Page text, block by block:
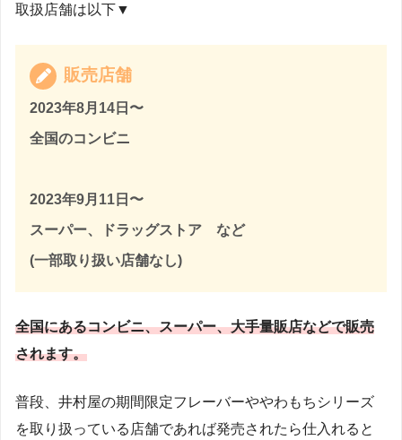
取扱店舗は以下▼
販売店舗
2023年8月14日〜
全国のコンビニ
2023年9月11日〜
スーパー、ドラッグストア など
(一部取り扱い店舗なし)
全国にあるコンビニ、スーパー、大手量販店などで販売
されます。
普段、井村屋の期間限定フレーバーややわもちシリーズ
を取り扱っている店舗であれば発売されたら仕入れると